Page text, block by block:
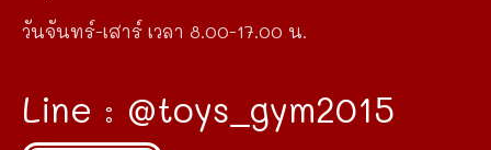
วันจันทร์-เสาร์ เวลา 8.00-17.00 น.
Line : @toys_gym2015